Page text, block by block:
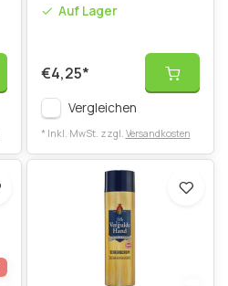
Auf Lager
€4,25*
Vergleichen
* Inkl. MwSt. zzgl. Versandkosten